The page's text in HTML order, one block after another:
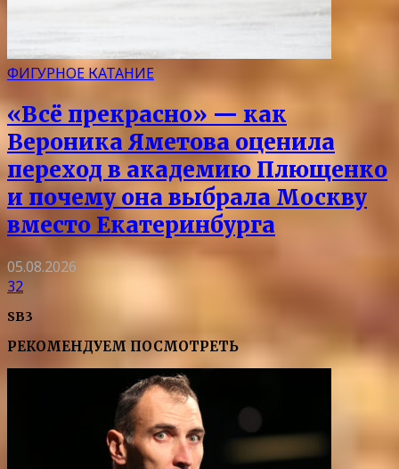
ФИГУРНОЕ КАТАНИЕ
«Всё прекрасно» — как
Вероника Яметова оценила
переход в академию Плющенко
и почему она выбрала Москву
вместо Екатеринбурга
05.08.2026
32
SB3
РЕКОМЕНДУЕМ ПОСМОТРЕТЬ